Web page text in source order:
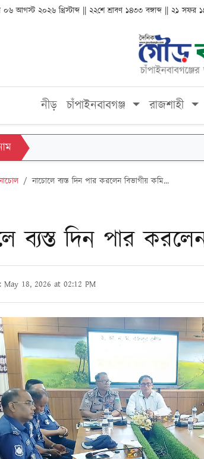
০৬ আগস্ট ২০২৬ খ্রিস্টাব্দ || ২২শে শ্রাবণ ১৪৩৩ বঙ্গাব্দ || ২১ সফর
নীড় চাঁপাইনবাবগঞ্জ রাজশাহী
নাচোলে ব্যস্ত দিন পার করলেন বিভাগীয় কমি...
ব্যস্ত দিন পার
May 18, 2026 at 02:12 PM